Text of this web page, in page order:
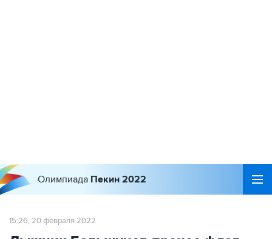
Олимпиада Пекин 2022
15:26, 20 февраля 2022